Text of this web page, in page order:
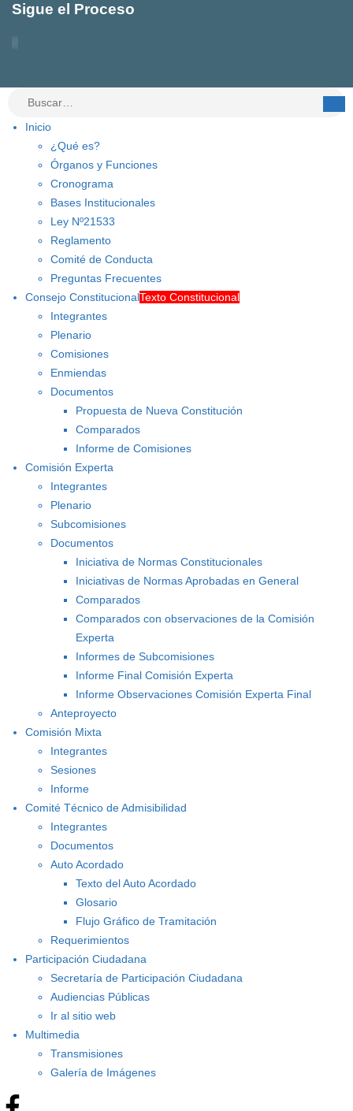
Sigue el Proceso
Inicio
¿Qué es?
Órganos y Funciones
Cronograma
Bases Institucionales
Ley Nº21533
Reglamento
Comité de Conducta
Preguntas Frecuentes
Consejo ConstitucionalTexto Constitucional
Integrantes
Plenario
Comisiones
Enmiendas
Documentos
Propuesta de Nueva Constitución
Comparados
Informe de Comisiones
Comisión Experta
Integrantes
Plenario
Subcomisiones
Documentos
Iniciativa de Normas Constitucionales
Iniciativas de Normas Aprobadas en General
Comparados
Comparados con observaciones de la Comisión
Experta
Informes de Subcomisiones
Informe Final Comisión Experta
Informe Observaciones Comisión Experta Final
Anteproyecto
Comisión Mixta
Integrantes
Sesiones
Informe
Comité Técnico de Admisibilidad
Integrantes
Documentos
Auto Acordado
Texto del Auto Acordado
Glosario
Flujo Gráfico de Tramitación
Requerimientos
Participación Ciudadana
Secretaría de Participación Ciudadana
Audiencias Públicas
Ir al sitio web
Multimedia
Transmisiones
Galería de Imágenes